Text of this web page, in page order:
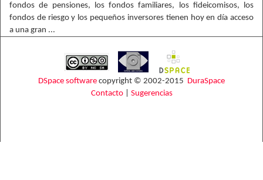
fondos de pensiones, los fondos familiares, los fideicomisos, los
fondos de riesgo y los pequeños inversores tienen hoy en día acceso
a una gran ...
DSpace software copyright © 2002-2015 DuraSpace
Contacto| Sugerencias